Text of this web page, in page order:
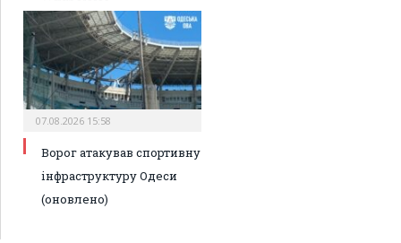
07.08.2026 15:58
Ворог атакував спортивну
інфраструктуру Одеси
(оновлено)